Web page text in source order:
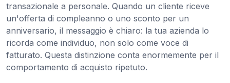
transazionale a personale. Quando un cliente riceve
un'offerta di compleanno o uno sconto per un
anniversario, il messaggio è chiaro: la tua azienda lo
ricorda come individuo, non solo come voce di
fatturato. Questa distinzione conta enormemente per il
comportamento di acquisto ripetuto.